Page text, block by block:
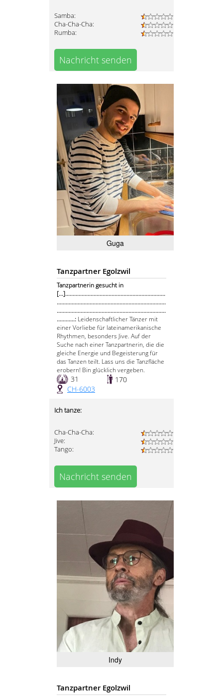
Samba:
Cha-Cha-Cha:
Rumba:
Nachricht senden
Guga
Tanzpartner Egolzwil
Tanzpartnerin gesucht in
[...]...................................................................
.........................................................................
.........................................................................
............: Leidenschaftlicher Tänzer mit
einer Vorliebe für lateinamerikanische
Rhythmen, besonders Jive. Auf der
Suche nach einer Tanzpartnerin, die die
gleiche Energie und Begeisterung für
das Tanzen teilt. Lass uns die Tanzfläche
erobern! Bin glücklich vergeben.
31
170
CH-6003
Ich tanze:
Cha-Cha-Cha:
Jive:
Tango:
Nachricht senden
Indy
Tanzpartner Egolzwil